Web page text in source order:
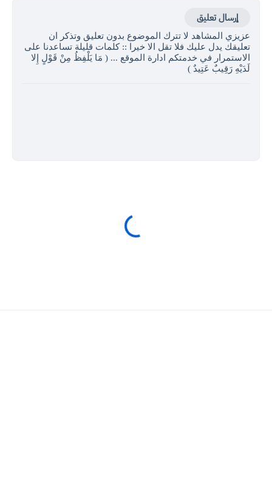
إرسال تعليق
عزيزي المشاهد لا تترك الموضوع بدون تعليق وتذكر ان
تعليقك يدل عليك فلا تقل الا خيرا :: كلمات قليلة تساعدنا على
الاستمرار في خدمتكم ادارة الموقع ... ( مَا يَلْفِظُ مِنْ قَوْلٍ إِلا
لَدَيْهِ رَقِيبٌ عَتِيدٌ )